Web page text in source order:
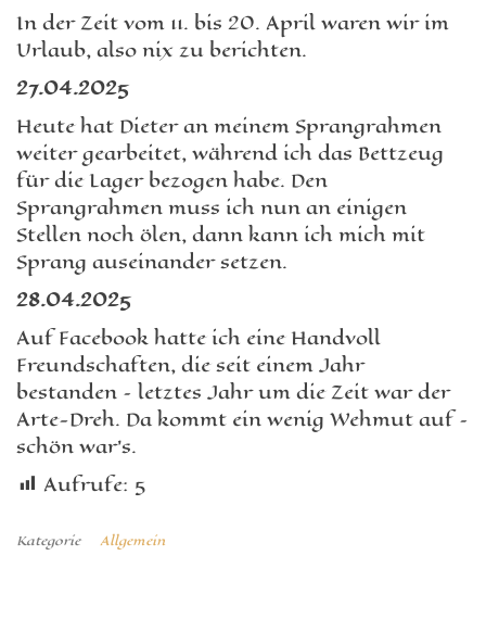
In der Zeit vom 11. bis 20. April waren wir im
Urlaub, also nix zu berichten.
27.04.2025
Heute hat Dieter an meinem Sprangrahmen
weiter gearbeitet, während ich das Bettzeug
für die Lager bezogen habe. Den
Sprangrahmen muss ich nun an einigen
Stellen noch ölen, dann kann ich mich mit
Sprang auseinander setzen.
28.04.2025
Auf Facebook hatte ich eine Handvoll
Freundschaften, die seit einem Jahr
bestanden – letztes Jahr um die Zeit war der
Arte-Dreh. Da kommt ein wenig Wehmut auf –
schön war’s.
Aufrufe: 5
Kategorie Allgemein